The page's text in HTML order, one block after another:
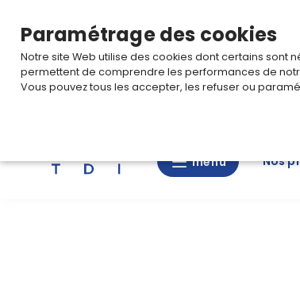
menu
menu Nos
Paramétrage des cookies
Notre site Web utilise des cookies dont certains sont
permettent de comprendre les performances de
Vous pouvez tous les accepter, les refuser ou